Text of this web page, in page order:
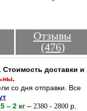
Отзывы
(476)
Стоимость доставки и
.
со дня отправки. Все
– 2 кг – 2380 - 2800 р.